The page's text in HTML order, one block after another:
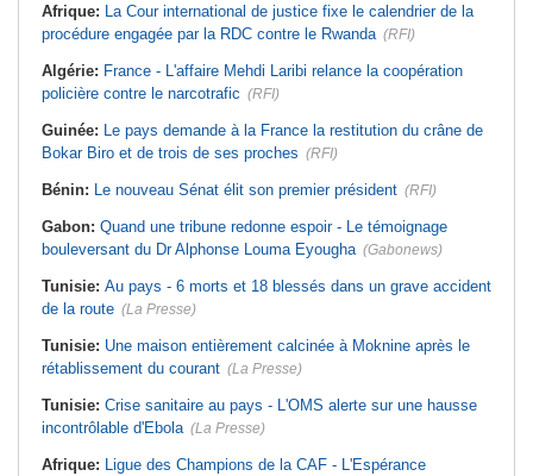
Afrique: La Cour international de justice fixe le calendrier de la
procédure engagée par la RDC contre le Rwanda (RFI)
Algérie: France - L'affaire Mehdi Laribi relance la coopération
policière contre le narcotrafic (RFI)
Guinée: Le pays demande à la France la restitution du crâne de
Bokar Biro et de trois de ses proches (RFI)
Bénin: Le nouveau Sénat élit son premier président (RFI)
Gabon: Quand une tribune redonne espoir - Le témoignage
bouleversant du Dr Alphonse Louma Eyougha (Gabonews)
Tunisie: Au pays - 6 morts et 18 blessés dans un grave accident
de la route (La Presse)
Tunisie: Une maison entièrement calcinée à Moknine après le
rétablissement du courant (La Presse)
Tunisie: Crise sanitaire au pays - L'OMS alerte sur une hausse
incontrôlable d'Ebola (La Presse)
Afrique: Ligue des Champions de la CAF - L'Espérance